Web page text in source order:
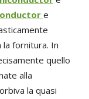
e
fornitura. In
quello
alla
la quasi